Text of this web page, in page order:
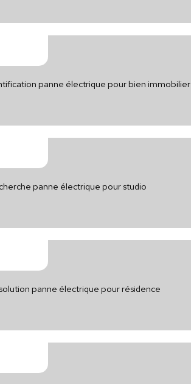
panne électrique pour bien immobilier
panne électrique pour studio
panne électrique pour résidence